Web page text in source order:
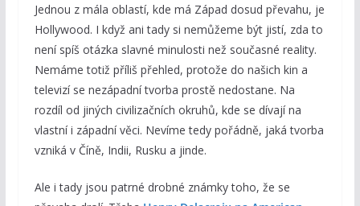
Jednou z mála oblastí, kde má Západ dosud převahu, je
Hollywood. I když ani tady si nemůžeme být jistí, zda to
není spíš otázka slavné minulosti než současné reality.
Nemáme totiž příliš přehled, protože do našich kin a
televizí se nezápadní tvorba prostě nedostane. Na
rozdíl od jiných civilizačních okruhů, kde se dívají na
vlastní i západní věci. Nevíme tedy pořádně, jaká tvorba
vzniká v Číně, Indii, Rusku a jinde.
Ale i tady jsou patrné drobné známky toho, že se